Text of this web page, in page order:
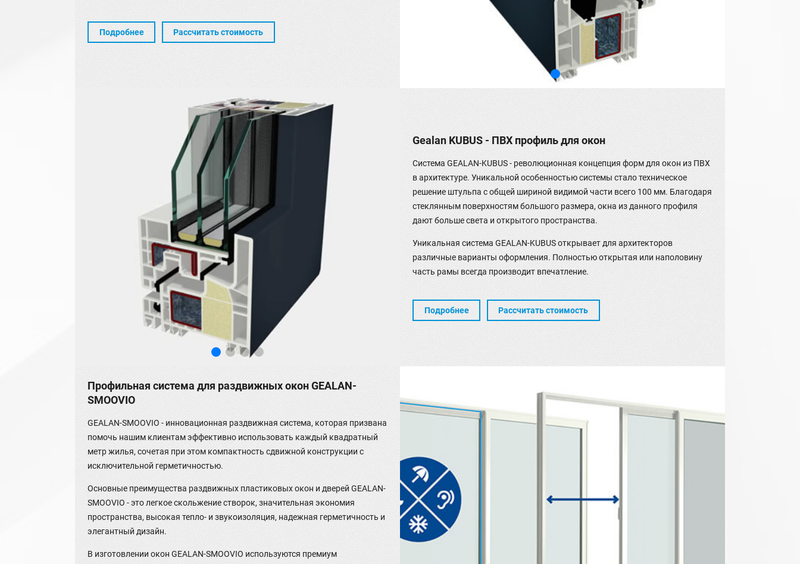
Подробнее Рассчитать стоимость
Gealan KUBUS - ПВХ профиль для окон
Система GEALAN-KUBUS - революционная концепция форм для окон из ПВХ
в архитектуре. Уникальной особенностью системы стало техническое
решение штульпа с общей шириной видимой части всего 100 мм. Благодаря
стеклянным поверхностям большого размера, окна из данного профиля
дают больше света и открытого пространства.
Уникальная система GEALAN-KUBUS открывает для архитекторов
различные варианты оформления. Полностью открытая или наполовину
часть рамы всегда производит впечатление.
Подробнее Рассчитать стоимость
Профильная система для раздвижных окон GEALAN-
SMOOVIO
GEALAN-SMOOVIO - инновационная раздвижная система, которая призвана
помочь нашим клиентам эффективно использовать каждый квадратный
метр жилья, сочетая при этом компактность сдвижной конструкции с
исключительной герметичностью.
Основные преимущества раздвижных пластиковых окон и дверей GEALAN-
SMOOVIO - это легкое скольжение створок, значительная экономия
пространства, высокая тепло- и звукоизоляция, надежная герметичность и
элегантный дизайн.
В изготовлении окон GEALAN-SMOOVIO используются премиум